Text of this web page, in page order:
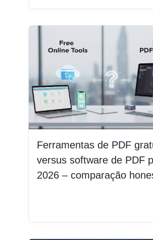
Ferramentas de PDF
versus software de PDF
2026 – comparação